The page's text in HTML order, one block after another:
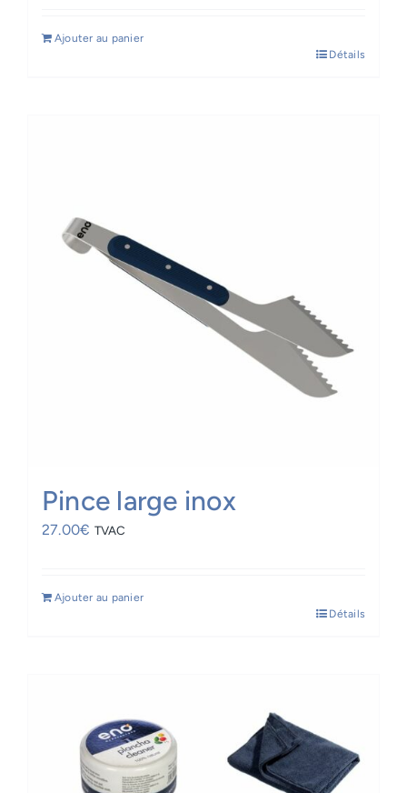
Ajouter au panier
Détails
Pince large inox
27.00€ TVAC
Ajouter au panier
Détails